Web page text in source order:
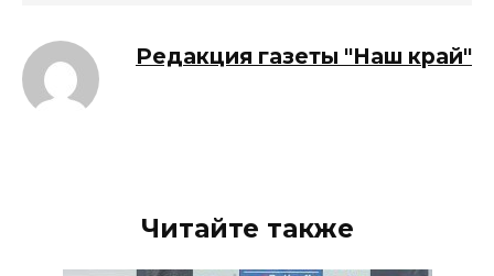
Редакция газеты "Наш край"
Читайте также